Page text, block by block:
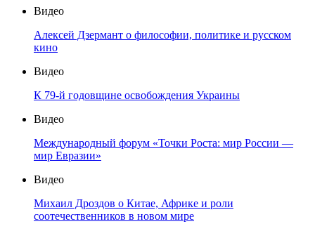
Видео
Алексей Дзермант о философии, политике и русском
кино
Видео
К 79-й годовщине освобождения Украины
Видео
Международный форум «Точки Роста: мир России —
мир Евразии»
Видео
Михаил Дроздов о Китае, Африке и роли
соотечественников в новом мире